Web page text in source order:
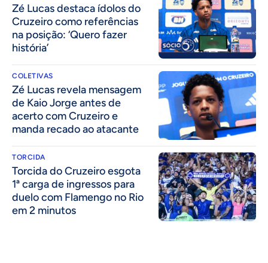
Zé Lucas destaca ídolos do
Cruzeiro como referências
na posição: ‘Quero fazer
história’
COLETIVAS
Zé Lucas revela mensagem
de Kaio Jorge antes de
acerto com Cruzeiro e
manda recado ao atacante
TORCIDA
Torcida do Cruzeiro esgota
1ª carga de ingressos para
duelo com Flamengo no Rio
em 2 minutos